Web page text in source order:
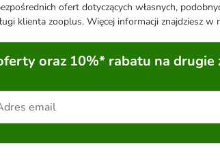
ofert dotyczących własnych,
klienta zooplus. Więcej informacji znajdziesz w
oraz 10%* rabatu na drugie